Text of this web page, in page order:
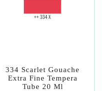
334 Scarlet Gouache
Extra Fine Tempera
Tube 20 Ml